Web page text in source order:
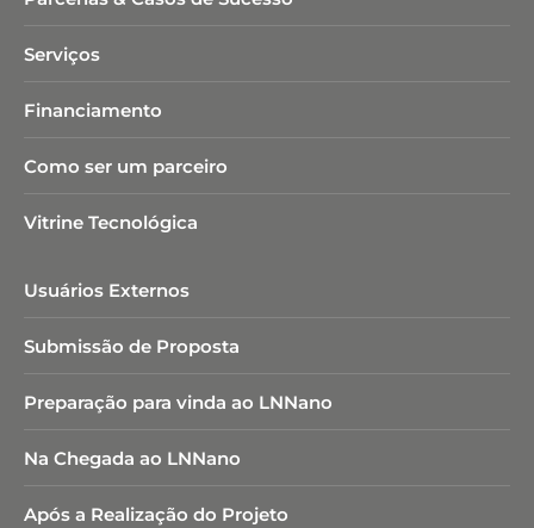
Serviços
Financiamento
Como ser um parceiro
Vitrine Tecnológica
Usuários Externos
Submissão de Proposta
Preparação para vinda ao LNNano
Na Chegada ao LNNano
Após a Realização do Projeto